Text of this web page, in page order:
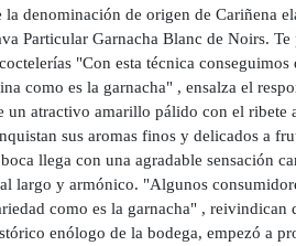
denominación de origen de Cariñena
Particular Garnacha Blanc de Noirs. Te
"Con esta técnica conseguimos
como es la garnacha" , ensalza el
un atractivo amarillo pálido con el ribete
sus aromas finos y delicados a
llega con una agradable sensación
largo y armónico. "Algunos
como es la garnacha" , reivindican
enólogo de la bodega, empezó a